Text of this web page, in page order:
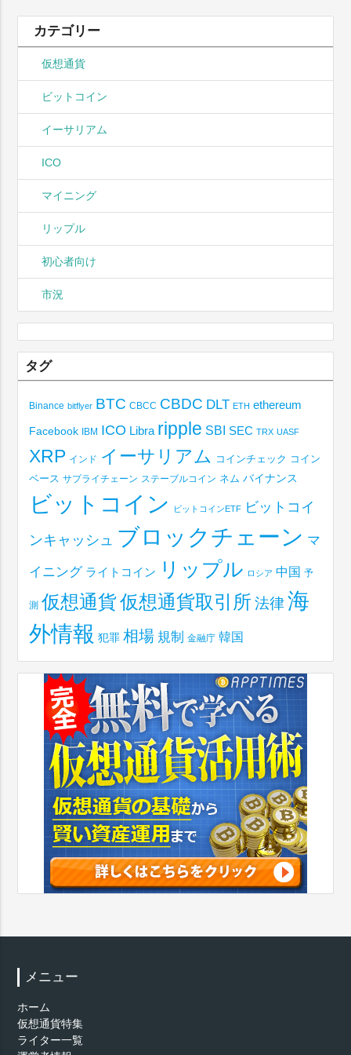
カテゴリー
仮想通貨
ビットコイン
イーサリアム
ICO
マイニング
リップル
初心者向け
市況
タグ
Binance bitflyer BTC CBCC CBDC DLT ETH ethereum
Facebook IBM ICO Libra ripple SBI SEC TRX UASF
XRP インド イーサリアム コインチェック コイン
ベース サプライチェーン ステーブルコイン ネム バイナンス
ビットコイン ビットコインETF ビットコイ
ンキャッシュ ブロックチェーン マ
イニング ライトコイン リップル ロシア 中国 予
測 仮想通貨仮想通貨取引所 法律 海
外情報 犯罪 相場 規制 金融庁 韓国
メニュー
ホーム
仮想通貨特集
ライター一覧